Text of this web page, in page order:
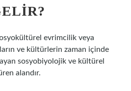
evrimcilik veya
ve kültürlerin zaman içinde
sosyobiyolojik ve kültürel
alandır.